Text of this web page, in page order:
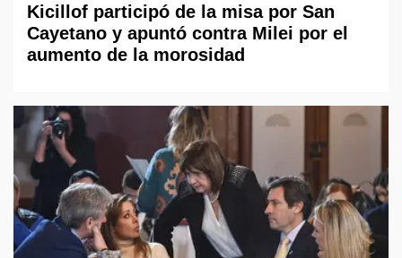
Kicillof participó de la misa por San
Cayetano y apuntó contra Milei por el
aumento de la morosidad